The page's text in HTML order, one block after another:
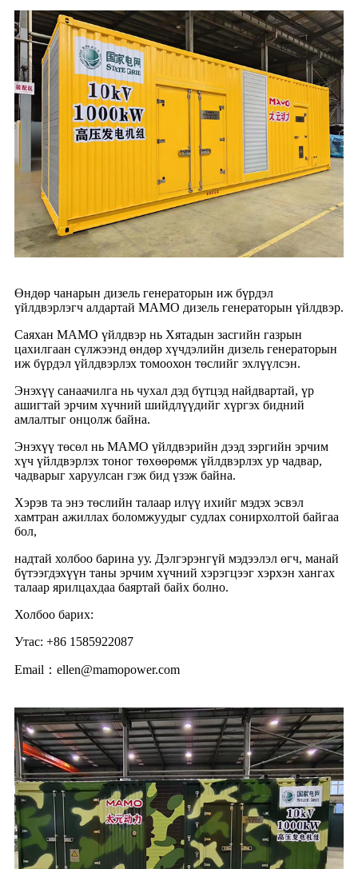
Өндөр чанарын дизель генераторын иж бүрдэл
үйлдвэрлэгч алдартай MAMO дизель генераторын үйлдвэр.
Саяхан MAMO үйлдвэр нь Хятадын засгийн газрын
цахилгаан сүлжээнд өндөр хүчдэлийн дизель генераторын
иж бүрдэл үйлдвэрлэх томоохон төслийг эхлүүлсэн.
Энэхүү санаачилга нь чухал дэд бүтцэд найдвартай, үр
ашигтай эрчим хүчний шийдлүүдийг хүргэх бидний
амлалтыг онцолж байна.
Энэхүү төсөл нь MAMO үйлдвэрийн дээд зэргийн эрчим
хүч үйлдвэрлэх тоног төхөөрөмж үйлдвэрлэх ур чадвар,
чадварыг харуулсан гэж бид үзэж байна.
Хэрэв та энэ төслийн талаар илүү ихийг мэдэх эсвэл
хамтран ажиллах боломжуудыг судлах сонирхолтой байгаа
бол,
надтай холбоо барина уу. Дэлгэрэнгүй мэдээлэл өгч, манай
бүтээгдэхүүн таны эрчим хүчний хэрэгцээг хэрхэн хангах
талаар ярилцахдаа баяртай байх болно.
Холбоо барих:
Утас: +86 1585922087
Email：ellen@mamopower.com